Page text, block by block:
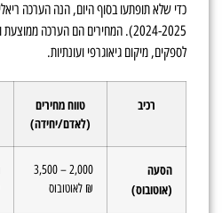
כדי שלא תופתעו בסוף היום, הנה הערכה
2024-2025). המחירים הם הערכה
לספקים, מיקום גיאוגרפי ועונתיות.
רכיב
טווח מחירים
(לאדם/יחידה)
הסעה
(אוטובוס)
2,000 – 3,500
₪ לאוטובוס